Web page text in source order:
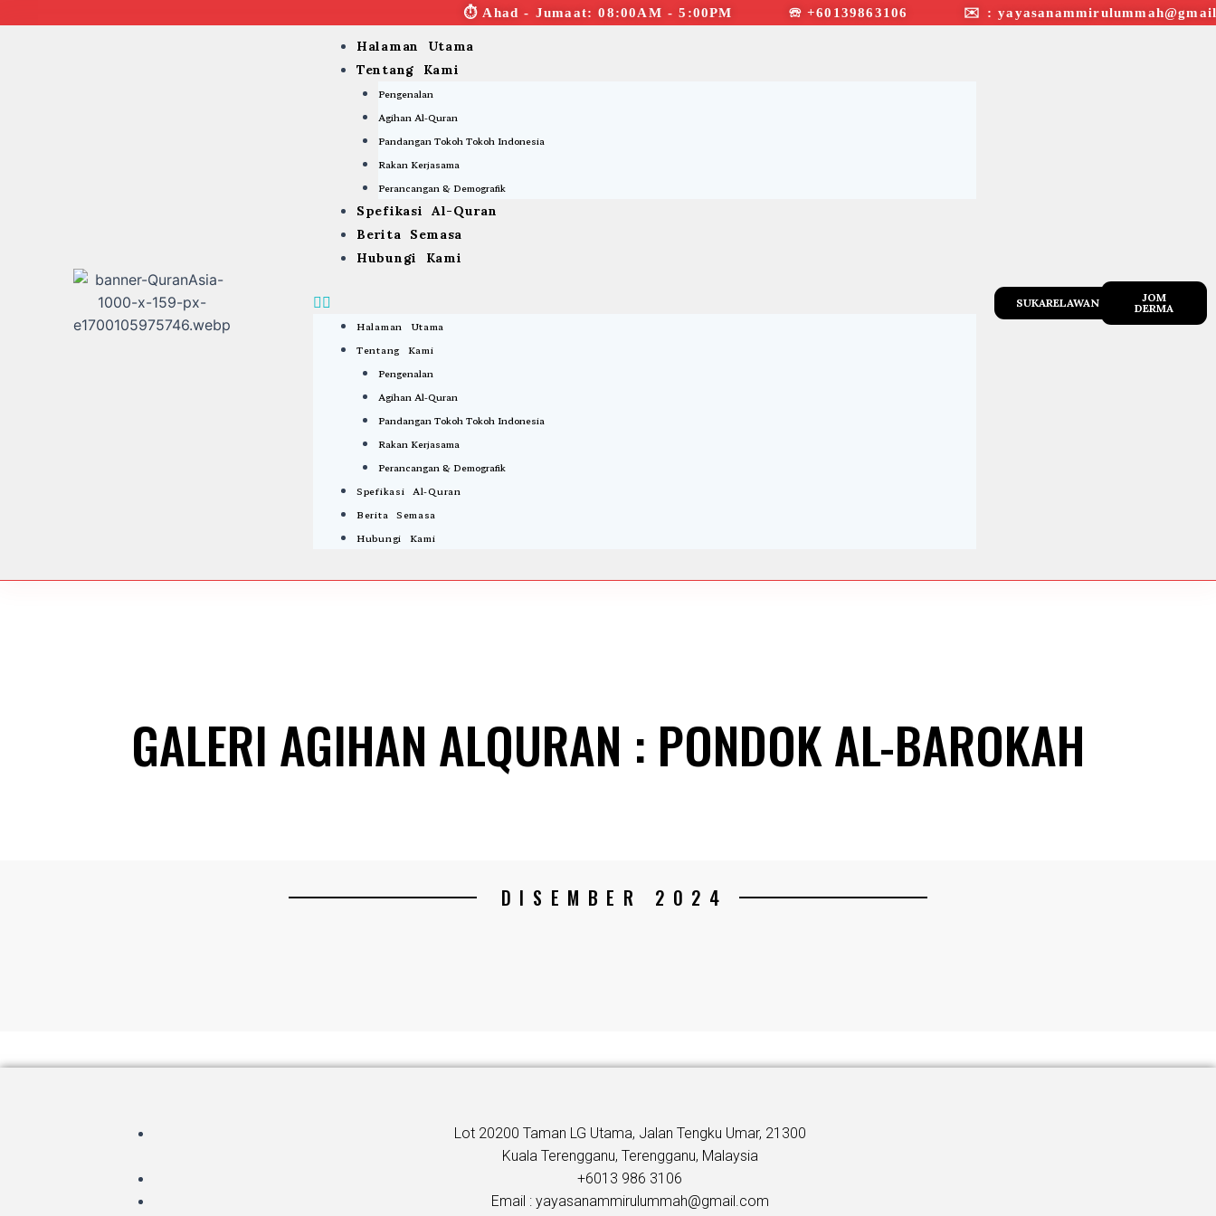
⏱︎ Ahad - Jumaat: 08:00AM - 5:00PM ☏ +60139863106 ✉︎ :
Halaman Utama
Tentang Kami
Pengenalan
Agihan Al-Quran
Pandangan Tokoh Tokoh Indonesia
Rakan Kerjasama
Perancangan & Demografik
Spefikasi Al-Quran
Berita Semasa
Hubungi Kami
Menu
Halaman Utama
Tentang Kami
Pengenalan
Agihan Al-Quran
Pandangan Tokoh Tokoh Indonesia
Rakan Kerjasama
Perancangan & Demografik
Spefikasi Al-Quran
Berita Semasa
Hubungi Kami
SUKARELAWAN
JOM
DERMA
GALERI AGIHAN ALQURAN : PONDOK AL-BAROKAH
DISEMBER 2024
Lot 20200 Taman LG Utama, Jalan Tengku Umar, 21300
Kuala Terengganu, Terengganu, Malaysia
+6013 986 3106
Email : yayasanammirulummah@gmail.com